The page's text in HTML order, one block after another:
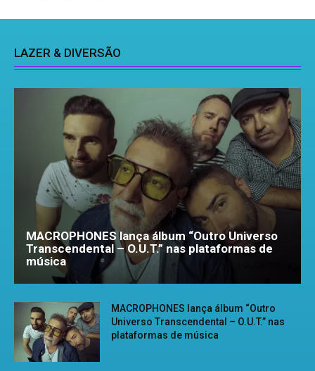
LAZER & DIVERSÃO
MACROPHONES lança álbum “Outro Universo
Transcendental – O.U.T.” nas plataformas de
música
MACROPHONES lança álbum “Outro
Universo Transcendental – O.U.T.” nas
plataformas de música